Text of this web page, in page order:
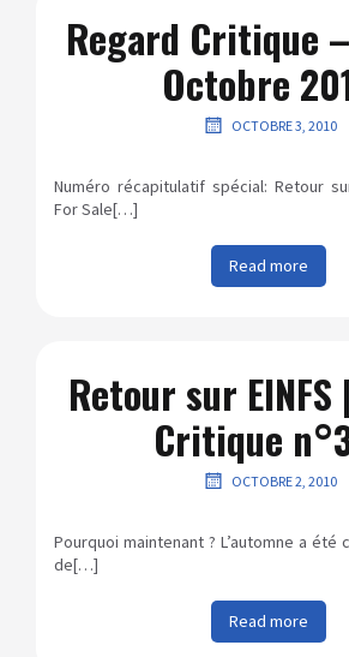
Regard Critique
Octobre
OCTOBRE 3, 2010
Numéro récapitulatif spécial: Retour
For Sale[…]
Read more
Retour sur
Critique
OCTOBRE 2, 2010
Pourquoi maintenant ? L’automne a été
de[…]
Read more